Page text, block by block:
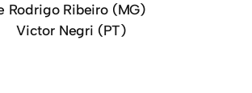
Rodrigo Ribeiro (MG)
Victor Negri (PT)